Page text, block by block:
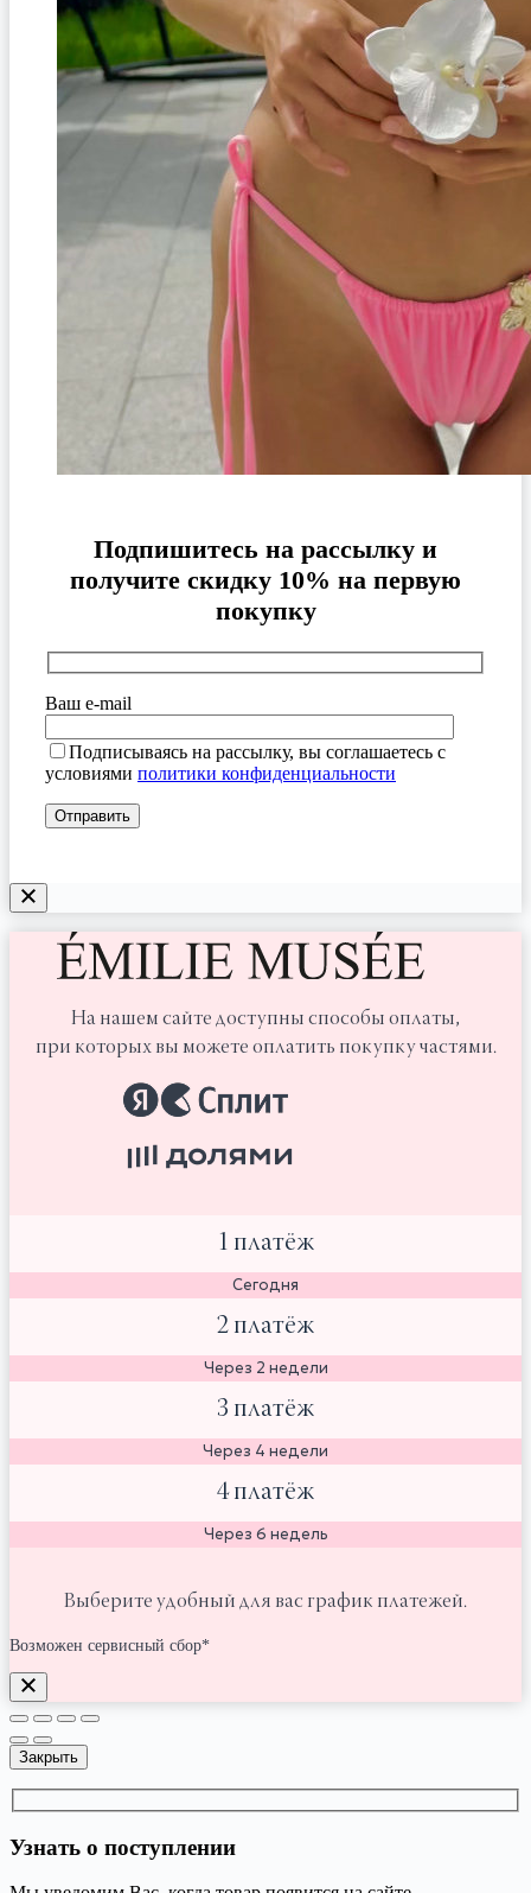
Подпишитесь на рассылку и
получите скидку 10% на первую
покупку
Ваш e-mail
Подписываясь на рассылку, вы соглашаетесь с
условиями политики конфиденциальности
На нашем сайте доступны способы оплаты,
при которых вы можете оплатить покупку частями.
1 платёж
Сегодня
2 платёж
Через 2 недели
3 платёж
Через 4 недели
4 платёж
Через 6 недель
Выберите удобный для вас график платежей.
Возможен сервисный сбор*
Закрыть
Узнать о поступлении